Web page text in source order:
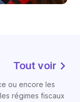
Tout voir
ou encore les
régimes fiscaux